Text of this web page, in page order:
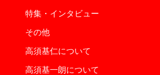
特集・インタビュー
その他
高須基仁について
高須基一朗について